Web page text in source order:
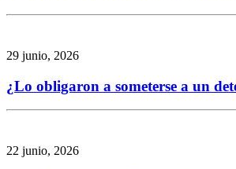
29 junio, 2026
¿Lo obligaron a someterse a un
22 junio, 2026